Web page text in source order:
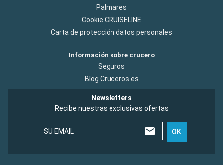
Palmares
Cookie CRUISELINE
Carta de protección datos personales
Información sobre crucero
Seguros
Blog Cruceros.es
Newsletters
Recibe nuestras exclusivas ofertas
SU EMAIL OK